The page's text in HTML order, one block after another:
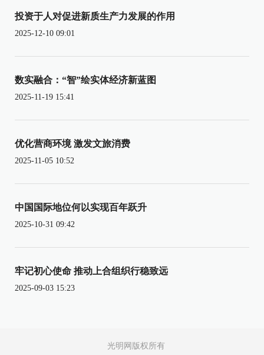
投资于人对促进新质生产力发展的作用
2025-12-10 09:01
数实融合：“智”绘实体经济新蓝图
2025-11-19 15:41
优化营商环境 激发文旅消费
2025-11-05 10:52
中国国际地位何以实现百年跃升
2025-10-31 09:42
牢记初心使命 推动上合组织行稳致远
2025-09-03 15:23
光明网版权所有